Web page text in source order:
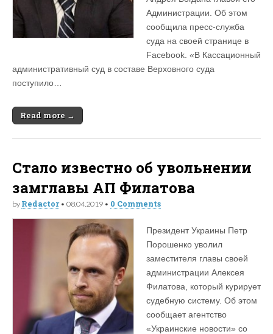
Администрации. Об этом
сообщила пресс-служба
суда на своей странице в
Facebook. «В Кассационный
административный суд в составе Верховного суда
поступило…
Read more →
Стало известно об увольнении
замглавы АП Филатова
by Redactor• 08.04.2019 • 0 Comments
Президент Украины Петр
Порошенко уволил
заместителя главы своей
администрации Алексея
Филатова, который курирует
судебную систему. Об этом
сообщает агентство
«Украинские новости» со